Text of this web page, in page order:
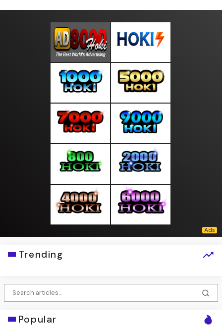
Trending
Popular